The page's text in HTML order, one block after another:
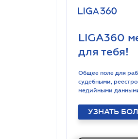
LIGA360
для тебя!
Общее поле для
судебными,
медийными
УЗНАТЬ